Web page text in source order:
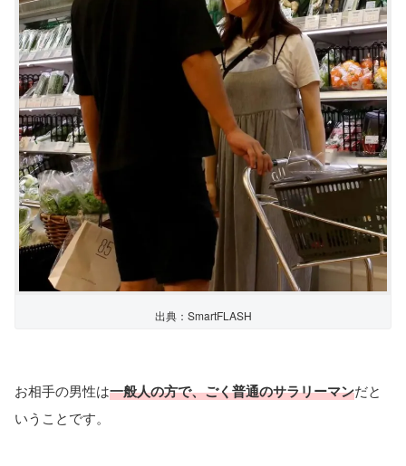
出典：SmartFLASH
お相手の男性は一般人の方で、ごく普通のサラリーマンだと
いうことです。